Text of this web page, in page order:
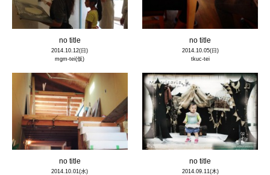
no title
2014.10.12(日)
mgm-tei(仮)
no title
2014.10.05(日)
tkuc-tei
no title
2014.10.01(水)
no title
2014.09.11(木)